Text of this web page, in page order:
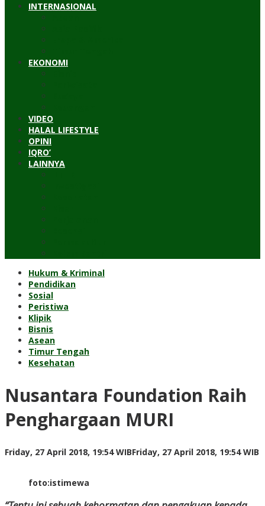
INTERNASIONAL
EKONOMI
VIDEO
HALAL LIFESTYLE
OPINI
IQRO’
LAINNYA
Hukum & Kriminal
Pendidikan
Sosial
Peristiwa
Klipik
Bisnis
Asean
Timur Tengah
Kesehatan
Nusantara Foundation Raih
Penghargaan MURI
Friday, 27 April 2018, 19:54 WIBFriday, 27 April 2018, 19:54 WIB
foto:istimewa